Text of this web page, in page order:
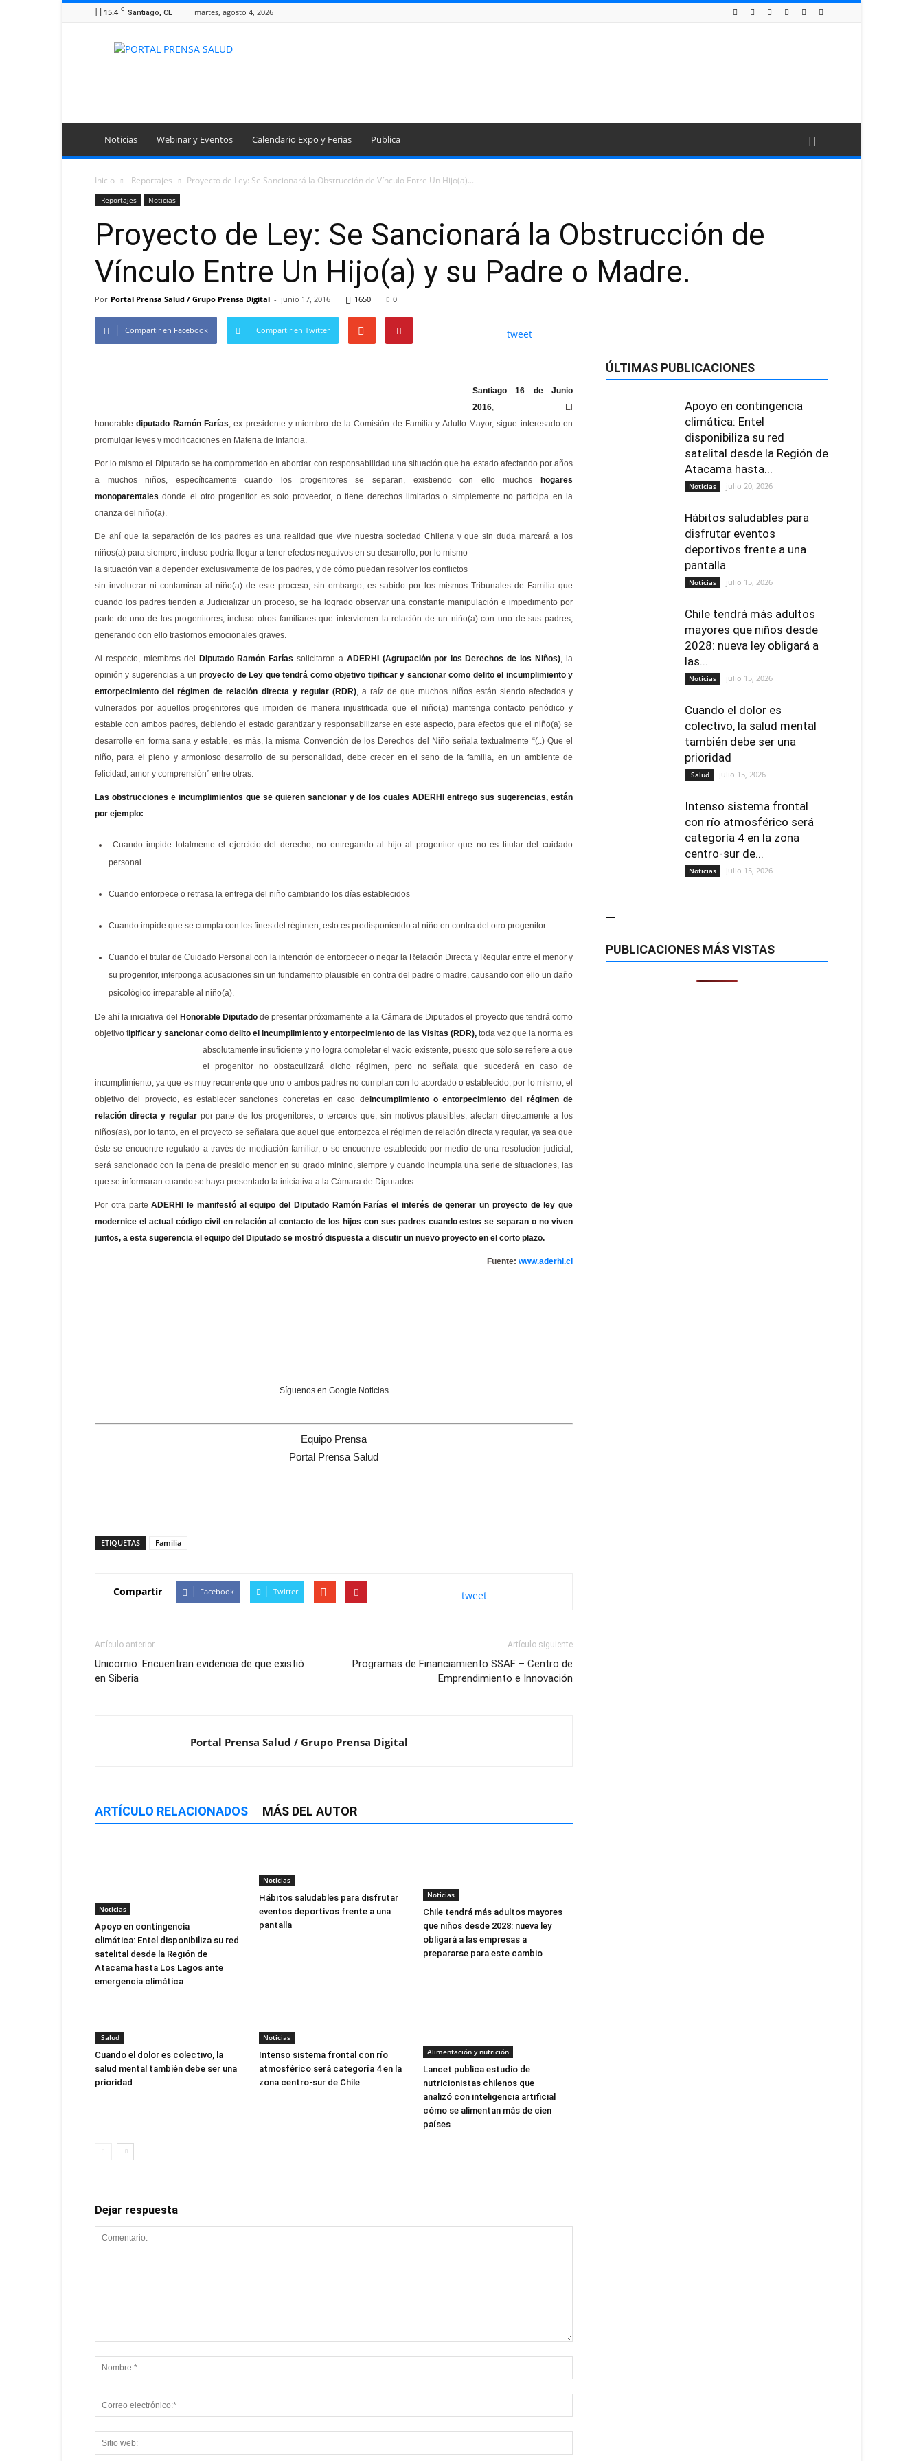
15.4 C Santiago, CL martes, agosto 4, 2026
Portal
Noticias Webinar y Eventos Calendario Expo y Ferias Publica
Inicio Reportajes Proyecto de Ley: Se Sancionará la Obstrucción de Vínculo Entre Un Hijo(a)...
Reportajes Noticias
Proyecto de Ley: Se Sancionará la Obstrucción de
Vínculo Entre Un Hijo(a) y su Padre o Madre.
Por Portal Prensa Salud / Grupo Prensa Digital - junio 17, 2016 1650 0
Compartir en Facebook Compartir en Twitter tweet
Santiago 16 de Junio
2016, El
honorablediputado Ramón Farías, ex presidente y miembro de la Comisión de Familia y Adulto Mayor, sigue interesado en
promulgar leyes y modificaciones en Materia de Infancia.
Por lo mismo el Diputado se ha comprometido en abordar con responsabilidad una situación que ha estado afectando por años
a muchos niños, específicamente cuando los progenitores se separan, existiendo con ello muchos
hogares
monoparentales donde el otro progenitor es solo proveedor, o tiene derechos limitados o simplemente no participa en la
crianza del niño(a).
De ahí que la separación de los padres es una realidad que vive nuestra sociedad Chilena y que sin duda marcará a los
niños(a) para siempre, incluso podría llegar a tener efectos negativos en su desarrollo, por lo mismo
la situación van a depender exclusivamente de los padres, y de cómo puedan resolver los conflictos
sin involucrar ni contaminar al niño(a) de este proceso, sin embargo, es sabido por los mismos Tribunales de Familia que
cuando los padres tienden a Judicializar un proceso, se ha logrado observar una constante manipulación e impedimento por
parte de uno de los progenitores, incluso otros familiares que intervienen la relación de un niño(a) con uno de sus padres,
generando con ello trastornos emocionales graves.
Al respecto, miembros del Diputado Ramón Farías solicitaron a ADERHI (Agrupación por los Derechos de los Niños), la
opinión y sugerencias a unproyecto de Ley que tendrá como objetivo tipificar y sancionar como delito el incumplimiento y
entorpecimiento del régimen de relación directa y regular (RDR), a raíz de que muchos niños están siendo afectados y
vulnerados por aquellos progenitores que impiden de manera injustificada que el niño(a) mantenga contacto periódico y
estable con ambos padres, debiendo el estado garantizar y responsabilizarse en este aspecto, para efectos que el niño(a) se
desarrolle en forma sana y estable, es más, la misma Convención de los Derechos del Niño señala textualmente “(..) Que el
niño, para el pleno y armonioso desarrollo de su personalidad, debe crecer en el seno de la familia, en un ambiente de
felicidad, amor y comprensión” entre otras.
Las obstrucciones e incumplimientos que se quieren sancionar y de los cuales ADERHI entrego sus sugerencias, están
por ejemplo:
Cuando impide totalmente el ejercicio del derecho, no entregando al hijo al progenitor que no es titular del cuidado
personal.
Cuando entorpece o retrasa la entrega del niño cambiando los días establecidos
Cuando impide que se cumpla con los fines del régimen, esto es predisponiendo al niño en contra del otro progenitor.
Cuando el titular de Cuidado Personal con la intención de entorpecer o negar la Relación Directa y Regular entre el menor y
su progenitor, interponga acusaciones sin un fundamento plausible en contra del padre o madre, causando con ello un daño
psicológico irreparable al niño(a).
De ahí la iniciativa del Honorable Diputadode presentar próximamente a la Cámara de Diputados el proyecto que tendrá como
objetivo tipificar y sancionar como delito el incumplimiento y entorpecimiento de las Visitas (RDR), toda vez que la norma es
absolutamente insuficiente y no logra completar el vacío existente, puesto que sólo se refiere a que
el progenitor no obstaculizará dicho régimen, pero no señala que sucederá en caso de
incumplimiento, ya que es muy recurrente que uno o ambos padres no cumplan con lo acordado o establecido, por lo mismo, el
objetivo del proyecto, es establecer sanciones concretas en caso deincumplimiento o entorpecimiento del régimen de
relación directa y regularpor parte de los progenitores, o terceros que, sin motivos plausibles, afectan directamente a los
niños(as), por lo tanto, en el proyecto se señalara que aquel que entorpezca el régimen de relación directa y regular, ya sea que
éste se encuentre regulado a través de mediación familiar, o se encuentre establecido por medio de una resolución judicial,
será sancionado con la pena de presidio menor en su grado minino, siempre y cuando incumpla una serie de situaciones, las
que se informaran cuando se haya presentado la iniciativa a la Cámara de Diputados.
Por otra parteADERHI
le manifestó al equipo del Diputado Ramón Farías el interés de generar un proyecto de ley que
modernice el actual código civil en relación al contacto de los hijos con sus padres cuando estos se separan o no viven
juntos, a esta sugerencia el equipo del Diputado se mostró dispuesta a discutir un nuevo proyecto en el corto plazo.
Fuente: www.aderhi.cl
Síguenos en Google Noticias
Equipo Prensa
Portal Prensa Salud
ETIQUETAS Familia
Compartir Facebook Twitter tweet
Artículo anterior
Unicornio: Encuentran evidencia de que existió
en Siberia
Artículo siguiente
Programas de Financiamiento SSAF – Centro de
Emprendimiento e Innovación
Portal Prensa Salud / Grupo Prensa Digital
ARTÍCULO RELACIONADOS MÁS DEL AUTOR
Noticias
Apoyo en contingencia
climática: Entel disponibiliza su red
satelital desde la Región de
Atacama hasta Los Lagos ante
emergencia climática
Noticias
Hábitos saludables para disfrutar
eventos deportivos frente a una
pantalla
Noticias
Chile tendrá más adultos mayores
que niños desde 2028: nueva ley
obligará a las empresas a
prepararse para este cambio
Salud
Cuando el dolor es colectivo, la
salud mental también debe ser una
prioridad
Noticias
Intenso sistema frontal con río
atmosférico será categoría 4 en la
zona centro-sur de Chile
Alimentación y nutrición
Lancet publica estudio de
nutricionistas chilenos que
analizó con inteligencia artificial
cómo se alimentan más de cien
países
Dejar respuesta
ÚLTIMAS PUBLICACIONES
Apoyo en contingencia
climática: Entel
disponibiliza su red
satelital desde la Región de
Atacama hasta...
Noticias julio 20, 2026
Hábitos saludables para
disfrutar eventos
deportivos frente a una
pantalla
Noticias julio 15, 2026
Chile tendrá más adultos
mayores que niños desde
2028: nueva ley obligará a
las...
Noticias julio 15, 2026
Cuando el dolor es
colectivo, la salud mental
también debe ser una
prioridad
Salud julio 15, 2026
Intenso sistema frontal
con río atmosférico será
categoría 4 en la zona
centro-sur de...
Noticias julio 15, 2026
—
PUBLICACIONES MÁS VISTAS